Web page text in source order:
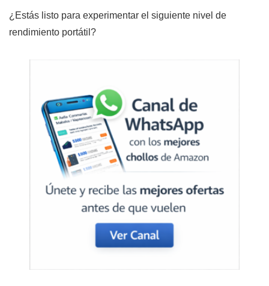
¿Estás listo para experimentar el siguiente nivel de
rendimiento portátil?